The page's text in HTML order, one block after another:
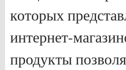
которых
интернет-
продукты